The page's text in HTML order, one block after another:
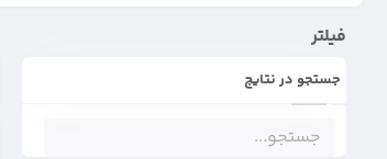
فیلتر
جستجو در نتایج